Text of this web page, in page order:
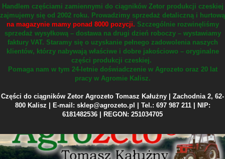
Handlem częściami zamiennymi do ciągników Zetor produkcji czeskiej
zajmujemy się od 2002 roku. Prowadzimy sprzedaż detaliczną i hurtową
na magazynie mamy ponad 8000 pozycji. Szczególnie rozwinęliśmy
sprzedaż wysyłkową – dostawa na drugi dzień roboczy – wystawiamy
faktury VAT. Staramy się o uzyskanie pełnego zadowolenia naszych
klientów, którzy nabywają właściwe i dobre jakościowo – oryginalne
części produkcji czeskiej.
Pomaga nam w tym 24-letnie doświadczenie w Agrozeto oraz 20 lat
pracy w Agromie Kalisz.
Części do ciągników Zetor Agrozeto Tomasz Kałużny | Zachodnia 2, 62-
800 Kalisz | E-mail: sklep@agrozeto.pl | Tel.: 697 987 211 | NIP:
6181482536 | REGON: 251034705